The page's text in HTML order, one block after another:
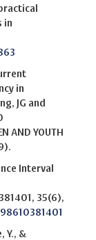
in
in
JG and
AND YOUTH
Interval
35(6),
Y., &